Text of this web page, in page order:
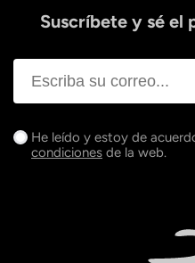
Suscríbete y sé el
He leído y estoy de
condiciones de la web.